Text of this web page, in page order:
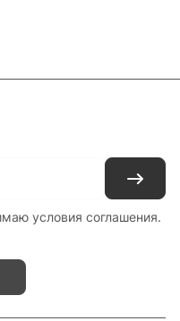
условия соглашения.